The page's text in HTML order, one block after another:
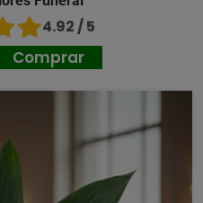
4.92 / 5
Comprar